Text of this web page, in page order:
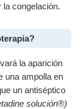
congelación.
la aparición
una ampolla en
un antiséptico
solución®)